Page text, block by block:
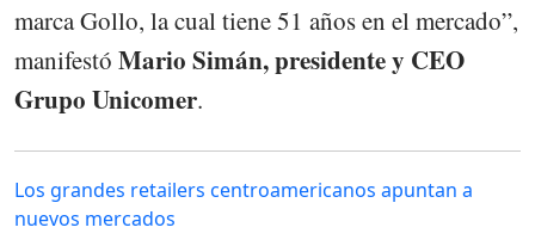
marca Gollo, la cual tiene 51 años en el mercado”,
manifestó Mario Simán, presidente y CEO
Grupo Unicomer.
Los grandes retailers centroamericanos apuntan a
nuevos mercados